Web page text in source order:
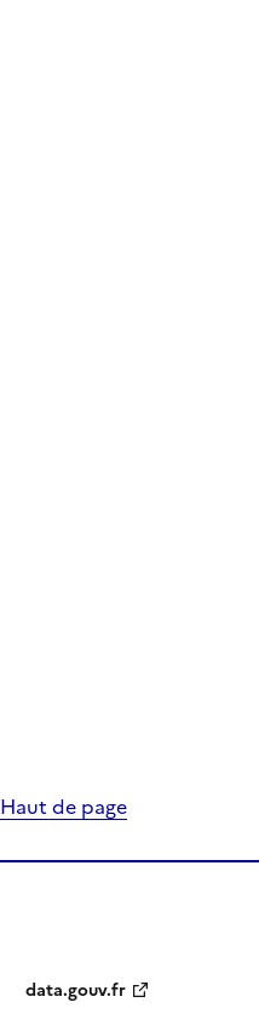
Haut de page
data.gouv.fr